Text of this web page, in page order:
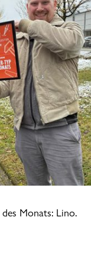
Monats: Lino.